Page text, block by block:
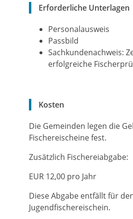
Erforderliche Unterlagen
Personalausweis
Passbild
Sachkundenachweis:
erfolgreiche
Kosten
Die Gemeinden legen die
Fischereischeine fest.
Zusätzlich Fischereiabgabe:
EUR 12,00 pro Jahr
Diese Abgabe entfällt für
Jugendfischereischein.